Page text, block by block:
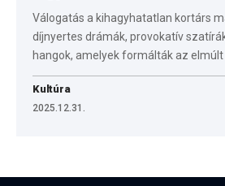
Válogatás a kihagyhatatlan kortárs
díjnyertes drámák, provokatív
hangok, amelyek formálták az elmúlt
Kultúra
2025.12.31.